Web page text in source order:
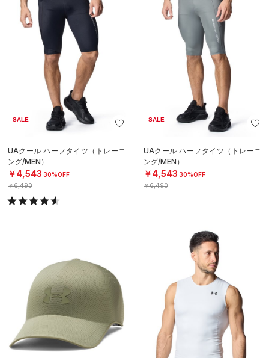
SALE
UAクール ハーフタイツ（トレーニ
ング/MEN）
￥4,543 30%OFF
￥6,490
SALE
UAクール ハーフタイツ（トレーニ
ング/MEN）
￥4,543 30%OFF
￥6,490